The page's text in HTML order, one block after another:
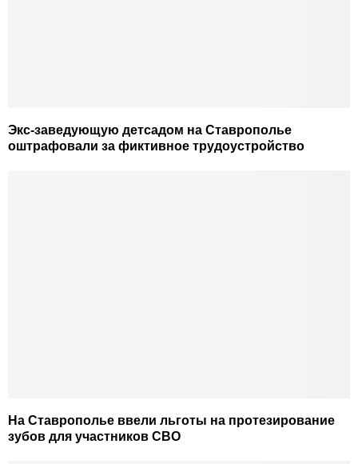
Экс-заведующую детсадом на Ставрополье
оштрафовали за фиктивное трудоустройство
На Ставрополье ввели льготы на протезирование
зубов для участников СВО